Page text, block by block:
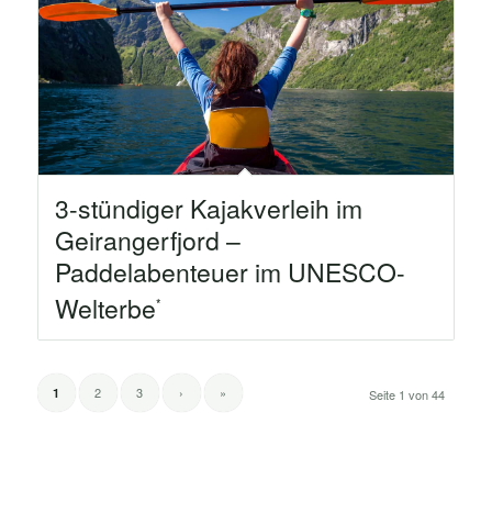
3-stündiger Kajakverleih im
Geirangerfjord –
Paddelabenteuer im UNESCO-
Welterbe
Seite 1 von 44
1 2 3 › »